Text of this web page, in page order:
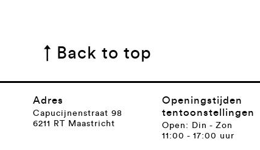
↑ Back to top
Adres
Capucijnenstraat 98
6211 RT Maastricht
Openingstijden
tentoonstellingen
Open: Din - Zon
11:00 - 17:00 uur